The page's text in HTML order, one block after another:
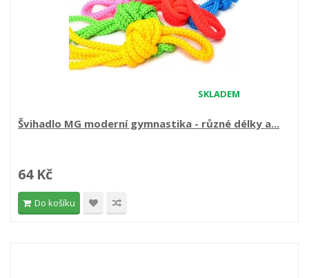
SKLADEM
Švihadlo MG moderní gymnastika - různé délky a...
64 Kč
Do košíku